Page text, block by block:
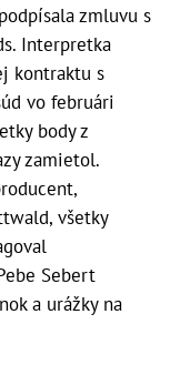
zmluvu s
Interpretka
kontraktu s
vo februári
body z
zamietol.
všetky
Sebert
a urážky na